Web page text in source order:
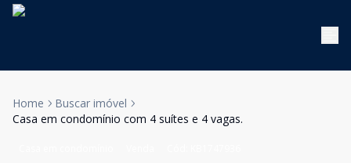
Home
Buscar imóvel
Casa em condomínio com 4 suítes e 4 vagas.